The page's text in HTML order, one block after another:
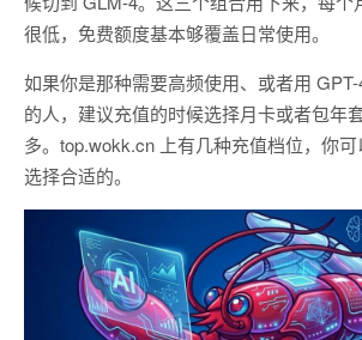
很低，免费额度基本够覆盖日常使用。
如果你是那种需要高频使用、或者用
的人，建议充值的时候选择月卡或者包年
多。top.wokk.cn 上有几种充值档位，你
选择合适的。